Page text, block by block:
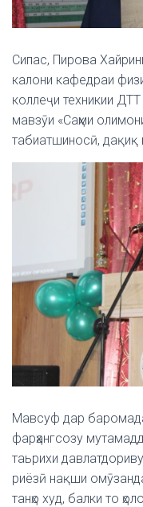
Сипас, Пирова
калони кафедраи
коллеҷи техникии
мавзӯи «Саҳми
табиатшиносӣ,
Мавсуф дар
фарҳангсозу
таьрихи
риёзӣ нақши
танҳо худ, балки то